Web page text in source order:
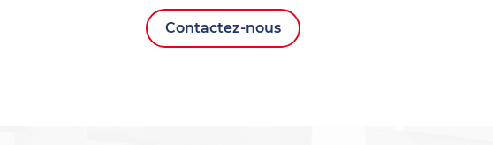
Contactez-nous